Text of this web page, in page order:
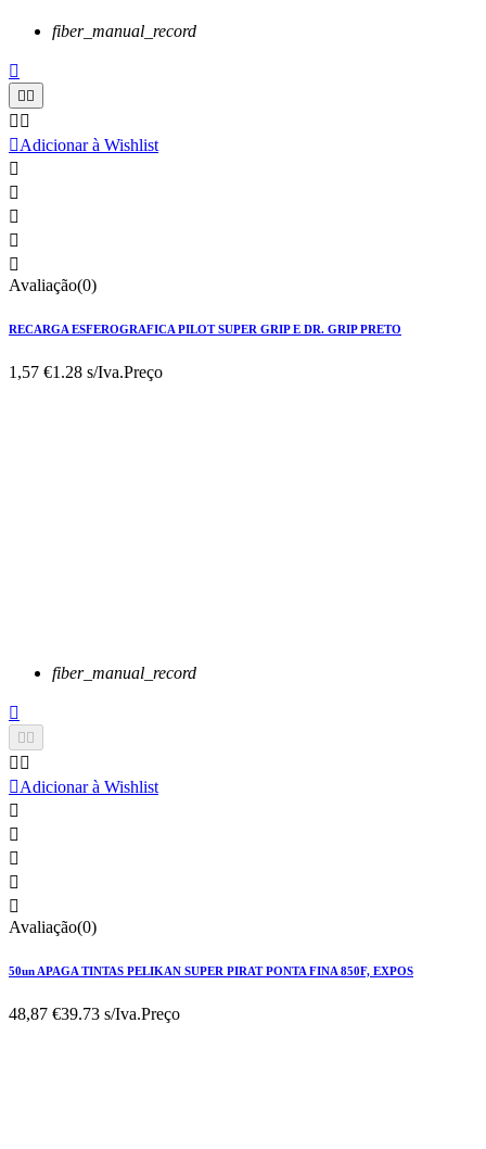
fiber_manual_record

 
 
Adicionar à Wishlist





Avaliação(0)
RECARGA ESFEROGRAFICA PILOT SUPER GRIP E DR. GRIP PRETO
1,57 €1.28 s/Iva.Preço
fiber_manual_record

 
 
Adicionar à Wishlist





Avaliação(0)
50un APAGA TINTAS PELIKAN SUPER PIRAT PONTA FINA 850F, EXPOS
48,87 €39.73 s/Iva.Preço